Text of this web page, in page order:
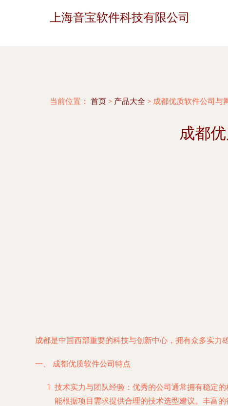
上海音宝软件科技有限公司
当前位置： 首页 > 产品大全 > 成都优质软件公司与
成都
成都是中国西部重要的科技与创新中心，拥有众多实力
一、 成都优质软件公司特点
技术实力与团队经验 ：优秀的公司通常拥有稳定
能根据项目需求提供合理的技术选型建议。丰富